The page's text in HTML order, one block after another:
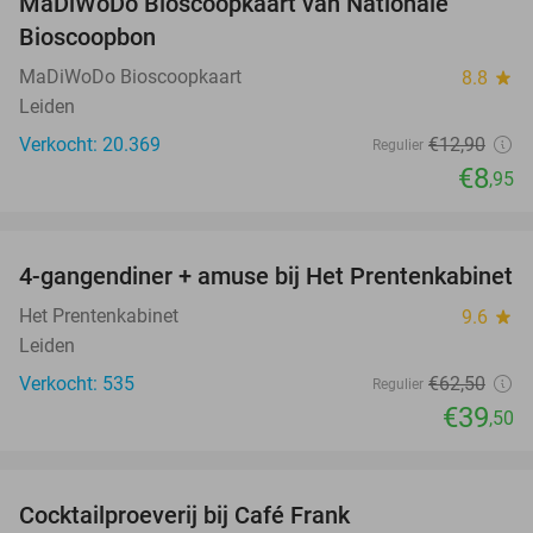
Bioscoopbon
MaDiWoDo Bioscoopkaart 8.8 star
Leiden
Verkocht: 20.369
Regulier €12,90
€8,95
37%
4-gangendiner + amuse bij Het Prentenkabinet
Het Prentenkabinet 9.6 star
Leiden
Verkocht: 535
Regulier €62,50
€39,50
Cocktailproeverij bij Café Frank